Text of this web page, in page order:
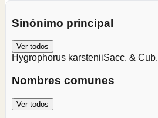
Sinónimo principal
Ver todos
Hygrophorus karsteniiSacc. & Cub.
Nombres comunes
Ver todos